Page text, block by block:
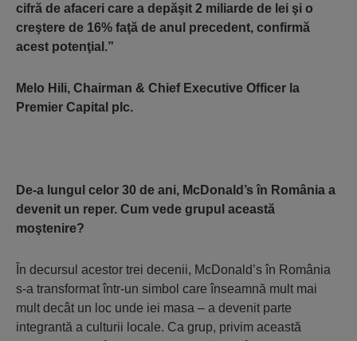
cifră de afaceri care a depăşit 2 miliarde de lei şi o
creştere de 16% faţă de anul precedent, confirmă
acest potenţial.”
Melo Hili, Chairman & Chief Executive Officer la
Premier Capital plc.
De-a lungul celor 30 de ani, McDonald’s în România a
devenit un reper. Cum vede grupul această
moştenire?
În decursul acestor trei decenii, McDonald’s în România
s-a transformat într-un simbol care înseamnă mult mai
mult decât un loc unde iei masa – a devenit parte
integrantă a culturii locale. Ca grup, privim această